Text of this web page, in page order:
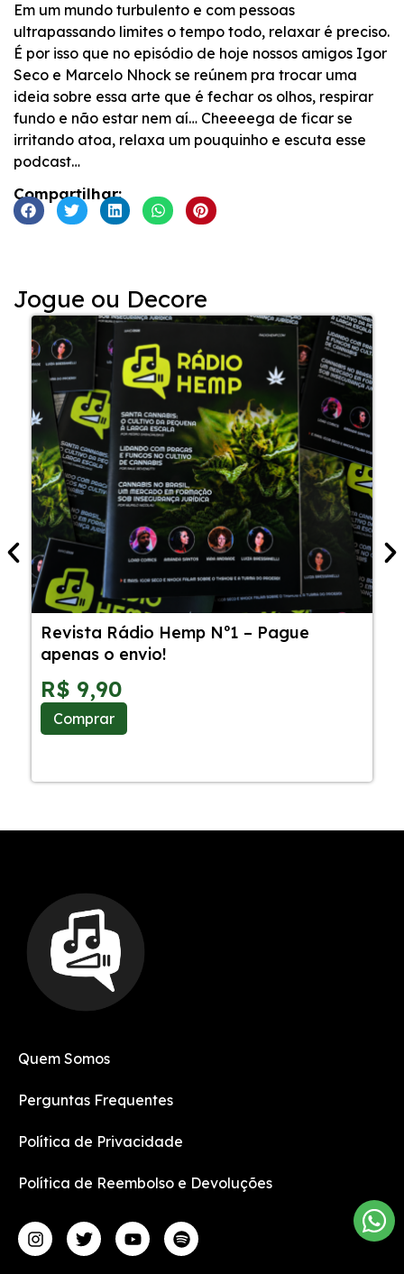
INCORPORAR
Em um mundo turbulento e com pessoas
ultrapassando limites o tempo todo, relaxar é preciso.
É por isso que no episódio de hoje nossos amigos Igor
Seco e Marcelo Nhock se reúnem pra trocar uma
ideia sobre essa arte que é fechar os olhos, respirar
fundo e não estar nem aí… Cheeeega de ficar se
irritando atoa, relaxa um pouquinho e escuta esse
podcast…
Compartilhar:
Jogue ou Decore
Revista Rádio Hemp Nº1 – Pague
apenas o envio!
R$ 9,90
Comprar
Quem Somos
Perguntas Frequentes
Política de Privacidade
Política de Reembolso e Devoluções